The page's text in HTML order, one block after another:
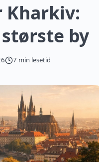
Kharkiv:
by
7 min lesetid